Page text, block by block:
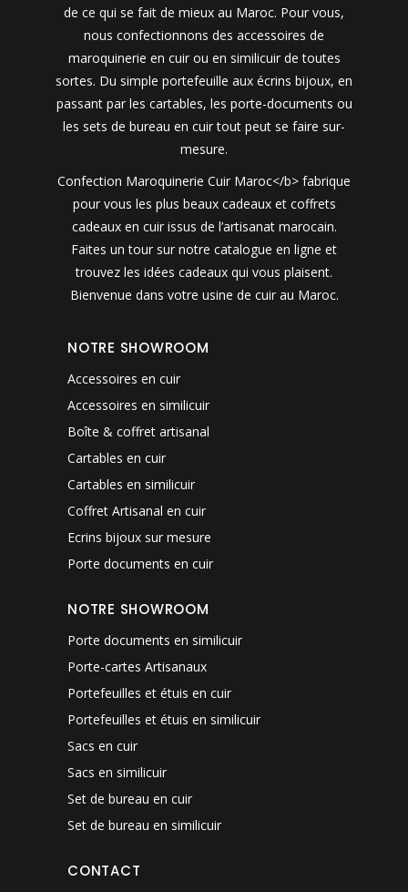
de ce qui se fait de mieux au Maroc. Pour vous,
nous confectionnons des accessoires de
maroquinerie en cuir ou en similicuir de toutes
sortes. Du simple portefeuille aux écrins bijoux, en
passant par les cartables, les porte-documents ou
les sets de bureau en cuir tout peut se faire sur-
mesure.
Confection Maroquinerie Cuir Maroc</b> fabrique
pour vous les plus beaux cadeaux et coffrets
cadeaux en cuir issus de l’artisanat marocain.
Faites un tour sur notre catalogue en ligne et
trouvez les idées cadeaux qui vous plaisent.
Bienvenue dans votre usine de cuir au Maroc.
NOTRE SHOWROOM
Accessoires en cuir
Accessoires en similicuir
Boîte & coffret artisanal
Cartables en cuir
Cartables en similicuir
Coffret Artisanal en cuir
Ecrins bijoux sur mesure
Porte documents en cuir
NOTRE SHOWROOM
Porte documents en similicuir
Porte-cartes Artisanaux
Portefeuilles et étuis en cuir
Portefeuilles et étuis en similicuir
Sacs en cuir
Sacs en similicuir
Set de bureau en cuir
Set de bureau en similicuir
CONTACT